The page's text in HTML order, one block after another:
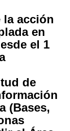
la acción
en
el 1
de
(Bases,